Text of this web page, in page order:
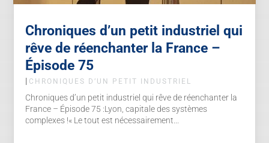
Chroniques d’un petit industriel qui
rêve de réenchanter la France –
Épisode 75
| CHRONIQUES D’UN PETIT INDUSTRIEL
Chroniques d’un petit industriel qui rêve de réenchanter la
France – Épisode 75 :Lyon, capitale des systèmes
complexes !« Le tout est nécessairement...